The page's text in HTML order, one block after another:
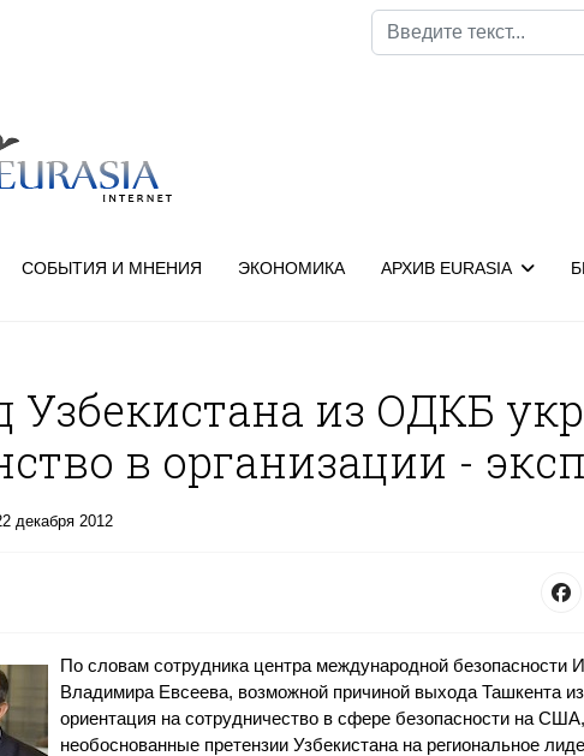
Поиск
СОБЫТИЯ И МНЕНИЯ ЭКОНОМИКА АРХИВ EURASIA
Узбекистана из ОДКБ
в организации -
декабря 2012
По словам сотрудника центра международной
Владимира Евсеева, возможной причиной выхода Ташкента
ориентация на сотрудничество в сфере безопасности на
необоснованные претензии Узбекистана на региональное